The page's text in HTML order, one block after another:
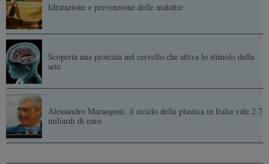
Idratazione e prevenzione delle malattie
Scoperta una proteina nel cervello che attiva lo stimolo della
sete
Alessandro Marangoni, il riciclo della plastica in Italia vale 2.7
miliardi di euro